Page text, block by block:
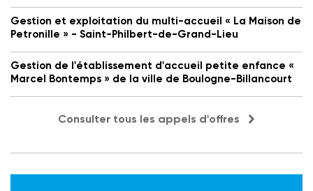
Gestion et exploitation du multi-accueil « La Maison de
Petronille » - Saint-Philbert-de-Grand-Lieu
Gestion de l'établissement d'accueil petite enfance «
Marcel Bontemps » de la ville de Boulogne-Billancourt
Consulter tous les appels d'offres